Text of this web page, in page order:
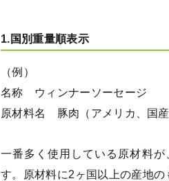
1.国別重量順表示
（例）
名称 ウィンナーソーセージ
原材料名 豚肉（アメリカ、国
一番多く使用している原材料
す。原材料に2ヶ国以上の産地の